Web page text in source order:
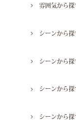
雰囲気から探
シーンから探
シーンから探
シーンから探
シーンから探